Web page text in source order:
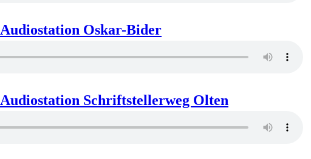
Audiostation Oskar-Bider
Audiostation Schriftstellerweg Olten